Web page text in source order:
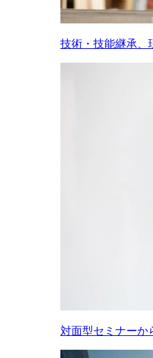
技術・技能継承、
対面型セミナーか